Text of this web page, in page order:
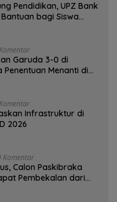
Pendidikan, UPZ Bank
bagi Siswa
Garuda 3-0 di
Penentuan Menanti di
Infrastruktur di
2026
Komentar
Calon Paskibraka
Pembekalan dari